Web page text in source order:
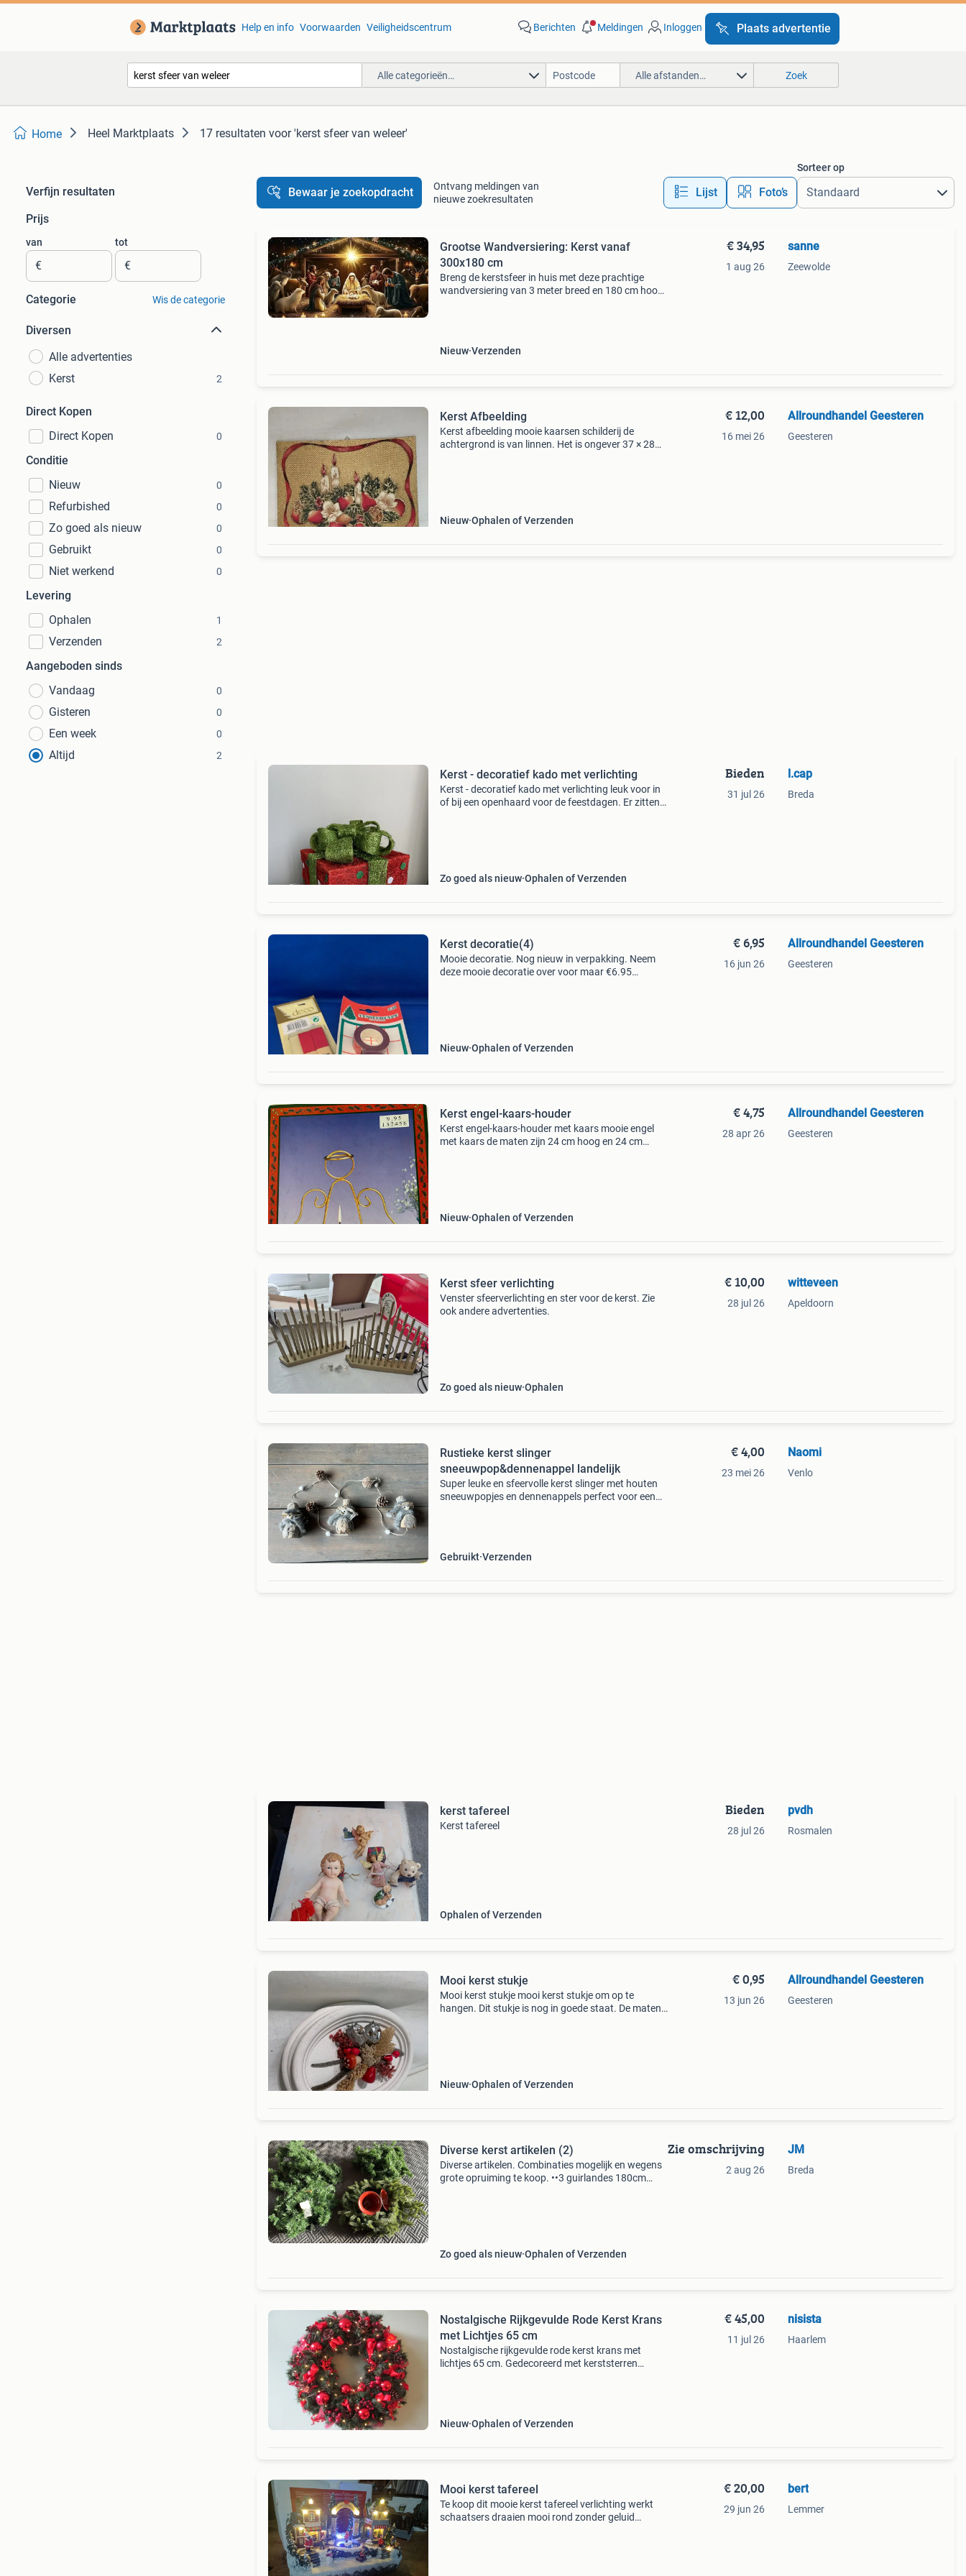
Help en info Voorwaarden Veiligheidscentrum Berichten Meldingen Inloggen Plaats advertentie
Alle categorieën… Alle afstanden… Zoek
Home Heel Marktplaats 17 resultaten voor 'kerst sfeer van weleer'
Verfijn resultaten
Prijs
van
€
tot
€
Categorie Wis de categorie
Diversen
Alle advertenties
Kerst
2
Direct Kopen
Direct Kopen
0
Conditie
Nieuw
0
Refurbished 0
Zo goed als nieuw 0
Gebruikt 0
Niet werkend 0
Levering
Ophalen
1
Verzenden 2
Aangeboden sinds
Vandaag
0
Gisteren 0
Een week 0
Altijd 2
Bewaar je zoekopdracht
Ontvang meldingen van
nieuwe zoekresultaten
Lijst Foto’s
Sorteer op
Grootse Wandversiering: Kerst vanaf
300x180 cm
Breng de kerstsfeer in huis met deze prachtige
wandversiering van 3 meter breed en 180 cm hoog.
Nieuw Verzenden
€ 34,95
1 aug 26
sanne
Zeewolde
Kerst Afbeelding
Kerst afbeelding mooie kaarsen schilderij de
achtergrond is van linnen. Het is ongever 37 × 28
Nieuw Ophalen of Verzenden
€ 12,00
16 mei 26
Allroundhandel Geesteren
Geesteren
Kerst - decoratief kado met verlichting
Kerst - decoratief kado met verlichting leuk voor in
of bij een openhaard voor de feestdagen. Er zitten
Zo goed als nieuw Ophalen of Verzenden
Bieden
31 jul 26
l.cap
Breda
Kerst decoratie(4)
Mooie decoratie. Nog nieuw in verpakking. Neem
deze mooie decoratie over voor maar €6.95
Nieuw Ophalen of Verzenden
€ 6,95
16 jun 26
Allroundhandel Geesteren
Geesteren
Kerst engel-kaars-houder
Kerst engel-kaars-houder met kaars mooie engel
met kaars de maten zijn 24 cm hoog en 24 cm
Nieuw Ophalen of Verzenden
€ 4,75
28 apr 26
Allroundhandel Geesteren
Geesteren
Kerst sfeer verlichting
Venster sfeerverlichting en ster voor de kerst. Zie
ook andere advertenties.
Zo goed als nieuw Ophalen
€ 10,00
28 jul 26
witteveen
Apeldoorn
Rustieke kerst slinger
sneeuwpop&dennenappel landelijk
Super leuke en sfeervolle kerst slinger met houten
sneeuwpopjes en dennenappels perfect voor een
Gebruikt Verzenden
€ 4,00
23 mei 26
Naomi
Venlo
kerst tafereel
Kerst tafereel
Ophalen of Verzenden
Bieden
28 jul 26
pvdh
Rosmalen
Mooi kerst stukje
Mooi kerst stukje mooi kerst stukje om op te
hangen. Dit stukje is nog in goede staat. De maten
Nieuw Ophalen of Verzenden
€ 0,95
13 jun 26
Allroundhandel Geesteren
Geesteren
Diverse kerst artikelen (2)
Diverse artikelen. Combinaties mogelijk en wegens
grote opruiming te koop. ••3 guirlandes 180cm
Zo goed als nieuw Ophalen of Verzenden
Zie omschrijving
2 aug 26
JM
Breda
Nostalgische Rijkgevulde Rode Kerst Krans
met Lichtjes 65 cm
Nostalgische rijkgevulde rode kerst krans met
lichtjes 65 cm. Gedecoreerd met kerststerren
Nieuw Ophalen of Verzenden
€ 45,00
11 jul 26
nisista
Haarlem
Mooi kerst tafereel
Te koop dit mooie kerst tafereel verlichting werkt
schaatsers draaien mooi rond zonder geluid
€ 20,00
29 jun 26
bert
Lemmer